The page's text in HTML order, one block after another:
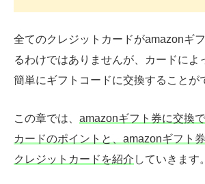
全てのクレジットカードがamazonギ
るわけではありませんが、カードによ
簡単にギフトコードに交換することが
この章では、 amazonギフト券に交換
カードのポイントと、amazonギフト
クレジットカードを紹介 していきます。